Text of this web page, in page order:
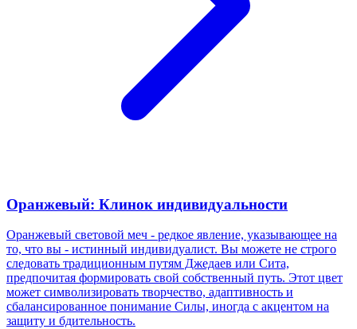
Оранжевый: Клинок индивидуальности
Оранжевый световой меч - редкое явление, указывающее на
то, что вы - истинный индивидуалист. Вы можете не строго
следовать традиционным путям Джедаев или Сита,
предпочитая формировать свой собственный путь. Этот цвет
может символизировать творчество, адаптивность и
сбалансированное понимание Силы, иногда с акцентом на
защиту и бдительность.